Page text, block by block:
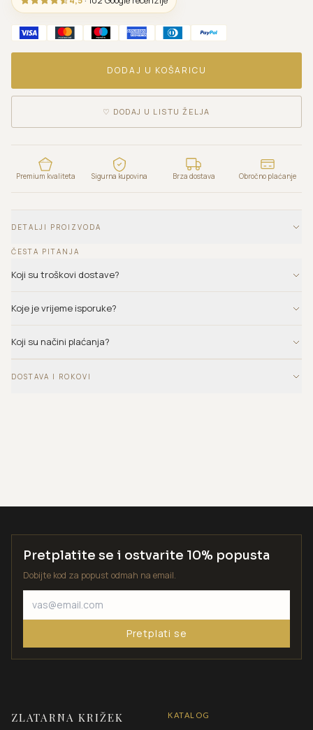
DODAJ U KOŠARICU
♡ DODAJ U LISTU ŽELJA
Premium kvaliteta Sigurna kupovina Brza dostava Obročno plaćanje
DETALJI PROIZVODA
ČESTA PITANJA
Koji su troškovi dostave?
Koje je vrijeme isporuke?
Koji su načini plaćanja?
DOSTAVA I ROKOVI
Pretplatite se i ostvarite 10% popusta
Dobijte kod za popust odmah na email.
Pretplati se
ZLATARNA KRIŽEK KATALOG